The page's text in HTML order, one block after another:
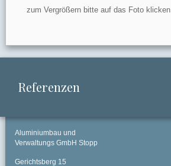
zum Vergrößern bitte auf das Foto klicken
Referenzen
Aluminiumbau und
Verwaltungs GmbH Stopp
Gerichtsberg 15